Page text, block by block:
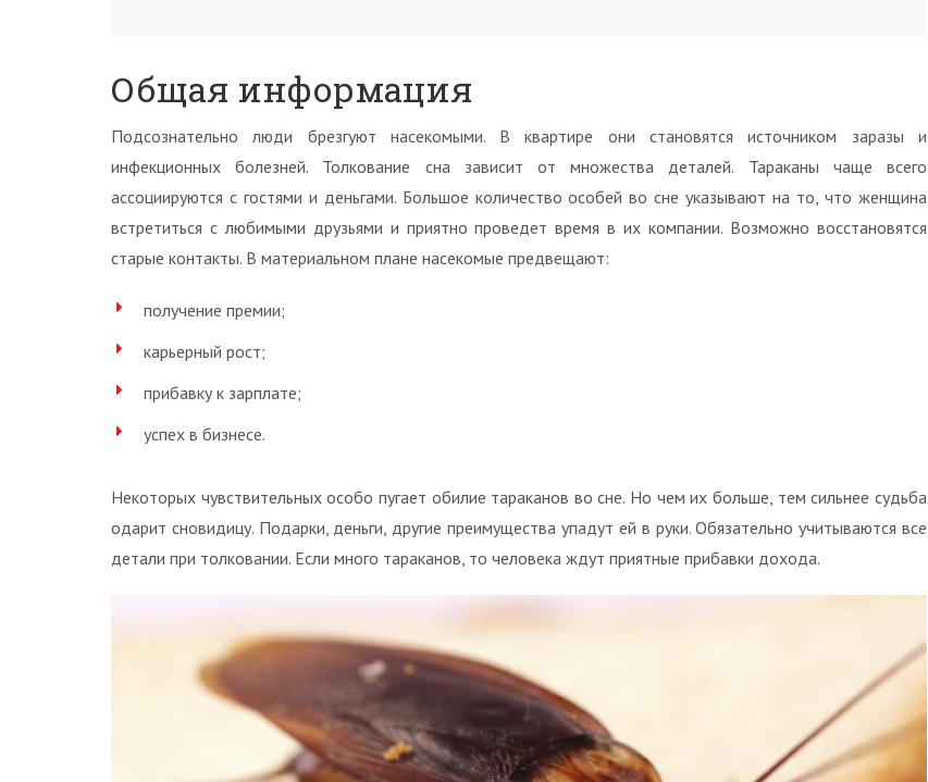
Общая информация
Подсознательно люди брезгуют насекомыми. В квартире они становятся источником заразы и
инфекционных болезней. Толкование сна зависит от множества деталей. Тараканы чаще всего
ассоциируются с гостями и деньгами. Большое количество особей во сне указывают на то, что женщина
встретиться с любимыми друзьями и приятно проведет время в их компании. Возможно восстановятся
старые контакты. В материальном плане насекомые предвещают:
получение премии;
карьерный рост;
прибавку к зарплате;
успех в бизнесе.
Некоторых чувствительных особо пугает обилие тараканов во сне. Но чем их больше, тем сильнее судьба
одарит сновидицу. Подарки, деньги, другие преимущества упадут ей в руки. Обязательно учитываются все
детали при толковании. Если много тараканов, то человека ждут приятные прибавки дохода.